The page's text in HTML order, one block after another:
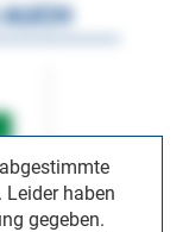
haben
gegeben.